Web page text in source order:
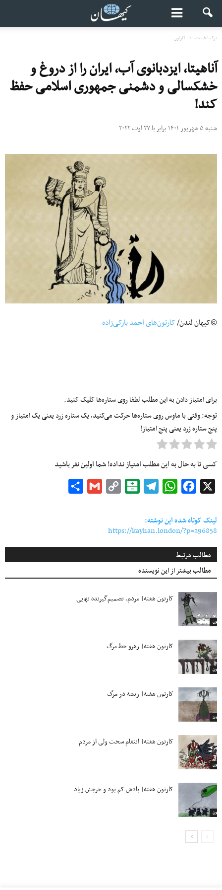
برگ نخست کارتون
آناهیتا، ایزدبانوی آب، ایران را از دروغ و
خشکسالی و دشمنی جمهوری اسلامی حفظ
کند!
شنبه ۵ شهریور ۱۴۰۱ برابر با ۲۷ اوت ۲۰۲۲
©کیهان لندن/کارتون‌های احمد بارکی‌زاده
برای امتیاز دادن به این مطلب لطفا روی ستاره‌ها کلیک کنید.
توجه: وقتی با ماوس روی ستاره‌ها حرکت می‌کنید، یک ستاره زرد یعنی یک امتیاز و
پنج ستاره زرد یعنی پنج امتیاز!
کسی تا به حال به این مطلب امتیاز نداده! شما اولین نفر باشید
Facebook
WhatsApp
Telegram
Balatarin
Copy
Gmail
لینک کوتاه شده این نوشته:
https://kayhan.london/?p=296858
مطالب مرتبط
مطالب بیشتر از این نویسنده
کارتون
کارتون هفته| مردم، تصمیم‌گیرنده نهایی
کارتون
کارتون هفته| رهرو خط مرگ
کارتون
کارتون هفته| ریشه در مرگ
کارتون
کارتون هفته| انتقام سخت ولی از مردم
کارتون
کارتون هفته| بادش کم بود و خرجش زیاد